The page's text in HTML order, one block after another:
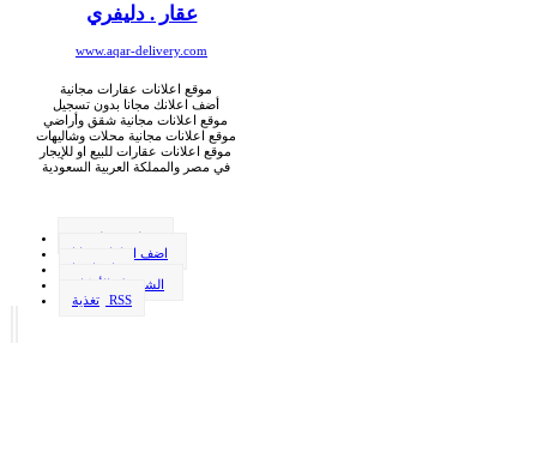
عقار . دليفري
www.aqar-delivery.com
موقع اعلانات عقارات مجانية
أضف اعلانك مجانا بدون تسجيل
موقع اعلانات مجانية شقق وأراضي
موقع اعلانات مجانية محلات وشاليهات
موقع اعلانات عقارات للبيع او للإيجار
في مصر والمملكة العربية السعودية
اضف اعلانك مجانا
الشروط والأحكام
تغذية RSS